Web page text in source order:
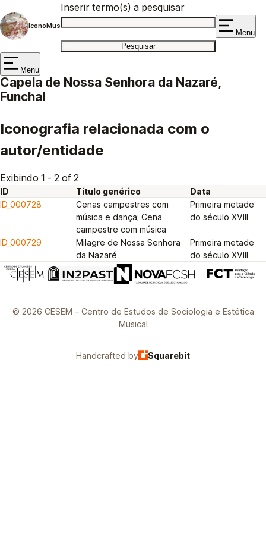
IconoMus
Inserir termo(s) a pesquisar
Menu
Menu
Capela de Nossa Senhora da Nazaré,
Funchal
Iconografia relacionada com o
autor/entidade
Exibindo 1 - 2 of 2
ID Título genérico
Data
ID_000728
Cenas campestres com
música e dança; Cena
campestre com música
Primeira metade
do século XVIII
ID_000729
Milagre de Nossa Senhora
da Nazaré
Primeira metade
do século XVIII
© 2026 CESEM – Centro de Estudos de Sociologia e Estética
Musical
Handcrafted by Squarebit